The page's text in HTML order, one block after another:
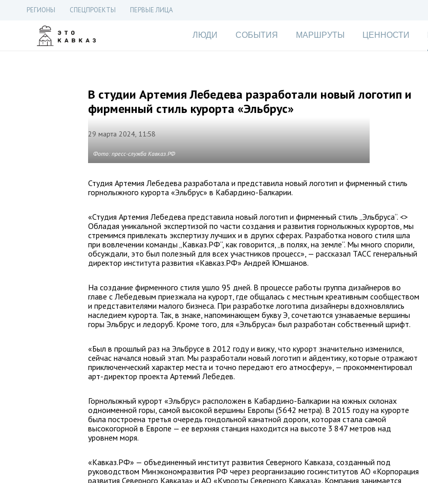
РЕГИОНЫ СПЕЦПРОЕКТЫ ПЕРВЫЕ ЛИЦА
ЛЮДИ СОБЫТИЯ МАРШРУТЫ ЦЕННОСТИ
В студии Артемия Лебедева разработали новый логотип и
фирменный стиль курорта «Эльбрус»
29 марта 2024, 11:58
Фото: пресс-служба Кавказ.РФ
Студия Артемия Лебедева разработала и представила новый логотип и фирменный стиль
горнолыжного курорта «Эльбрус» в Кабардино-Балкарии.
«Студия Артемия Лебедева представила новый логотип и фирменный стиль „Эльбруса“. <>
Обладая уникальной экспертизой по части создания и развития горнолыжных курортов, мы
стремимся привлекать экспертизу лучших и в других сферах. Разработка нового стиля шла
при вовлечении команды „Кавказ.РФ“, как говорится, „в полях, на земле“. Мы много спорили,
обсуждали, это был полезный для всех участников процесс», — рассказал ТАСС генеральный
директор института развития «Кавказ.РФ» Андрей Юмшанов.
На создание фирменного стиля ушло 95 дней. В процессе работы группа дизайнеров во
главе с Лебедевым приезжала на курорт, где общалась с местным креативным сообществом
и представителями малого бизнеса. При разработке логотипа дизайнеры вдохновлялись
наследием курорта. Так, в знаке, напоминающем букву Э, сочетаются узнаваемые вершины
горы Эльбрус и ледоруб. Кроме того, для «Эльбруса» был разработан собственный шрифт.
«Был в прошлый раз на Эльбрусе в 2012 году и вижу, что курорт значительно изменился,
сейчас начался новый этап. Мы разработали новый логотип и айдентику, которые отражают
приключенческий характер места и точно передают его атмосферу», — прокомментировал
арт-директор проекта Артемий Лебедев.
Горнолыжный курорт «Эльбрус» расположен в Кабардино-Балкарии на южных склонах
одноименной горы, самой высокой вершины Европы (5642 метра). В 2015 году на курорте
была построена третья очередь гондольной канатной дороги, которая стала самой
высокогорной в Европе — ее верхняя станция находится на высоте 3 847 метров над
уровнем моря.
«Кавказ.РФ» — объединенный институт развития Северного Кавказа, созданный под
руководством Минэкономразвития РФ через реорганизацию госинститутов АО «Корпорация
развития Северного Кавказа» и АО «Курорты Северного Кавказа». Компания занимается